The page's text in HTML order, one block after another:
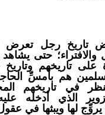
تاريخ رجل تعرض
والافتراء؛ حتى يشاهد
على تاريخهم وتاريخ
هم بأمسِّ
في تاريخهم
الذي أدخله
لها ويبثها في عقول